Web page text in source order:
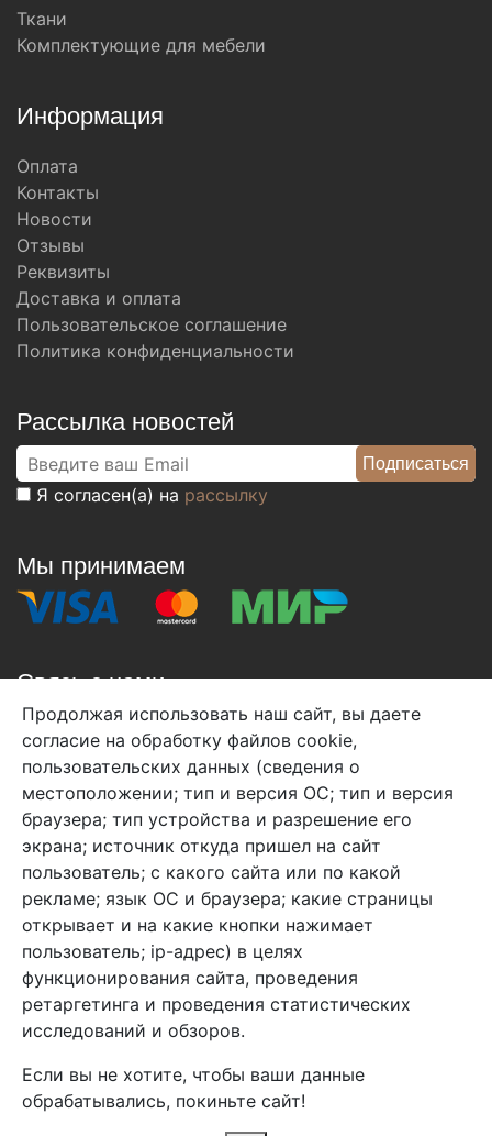
Ткани
Комплектующие для мебели
Информация
Оплата
Контакты
Новости
Отзывы
Реквизиты
Доставка и оплата
Пользовательское соглашение
Политика конфиденциальности
Рассылка новостей
Я согласен(а) на рассылку
Мы принимаем
Связь с нами
+7 (495) 933-38-08
info@arben-textile.ru- оптовые продажи
Арбен текстиль г. Щелково, пер.
1-й Советский д.25, владение 2.
Мы в соц. сетях
Продолжая использовать наш сайт, вы даете
согласие на обработку файлов cookie,
пользовательских данных (сведения о
местоположении; тип и версия ОС; тип и версия
браузера; тип устройства и разрешение его
экрана; источник откуда пришел на сайт
пользователь; с какого сайта или по какой
рекламе; язык ОС и браузера; какие страницы
открывает и на какие кнопки нажимает
пользователь; ip-адрес) в целях
функционирования сайта, проведения
ретаргетинга и проведения статистических
исследований и обзоров.
Если вы не хотите, чтобы ваши данные
обрабатывались, покиньте сайт!